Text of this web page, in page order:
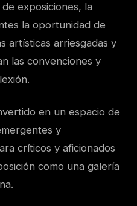
exposiciones, la
la oportunidad de
artísticas arriesgadas y
las convenciones y
en un espacio de
y
críticos y aficionados
como una galería